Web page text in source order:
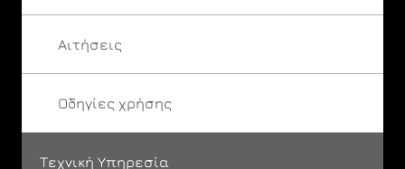
Αιτήσεις
Οδηγίες χρήσης
Τεχνική Υπηρεσία